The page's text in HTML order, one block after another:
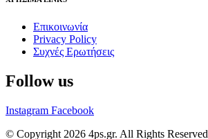
Επικοινωνία
Privacy Policy
Συχνές Ερωτήσεις
Follow us
Instagram Facebook
© Copyright 2026 4ps.gr. All Rights Reserved